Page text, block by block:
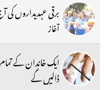
برقی عہدیداروں کی
آغاز
ایک خاندان کے
ڈالیں گے